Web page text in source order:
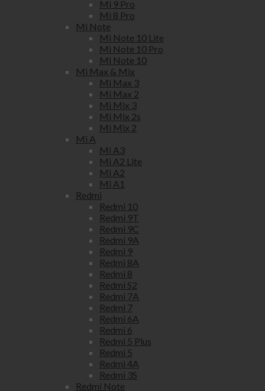
Mi 9 Pro
Mi 8 Pro
Mi Note
Mi Note 10 Lite
Mi Note 10 Pro
Mi Note 10
Mi Max & Mix
Mi Max 3
Mi Max 2
Mi Mix 3
Mi Mix 2s
Mi Mix 2
Mi A
Mi A3
Mi A2 Lite
Mi A2
Mi A1
Redmi
Redmi 10
Redmi 9T
Redmi 9C
Redmi 9A
Redmi 9
Redmi 8A
Redmi 8
Redmi S2
Redmi 7A
Redmi 7
Redmi 6A
Redmi 6
Redmi 5 Plus
Redmi 5
Redmi 4A
Redmi 3S
Redmi Note